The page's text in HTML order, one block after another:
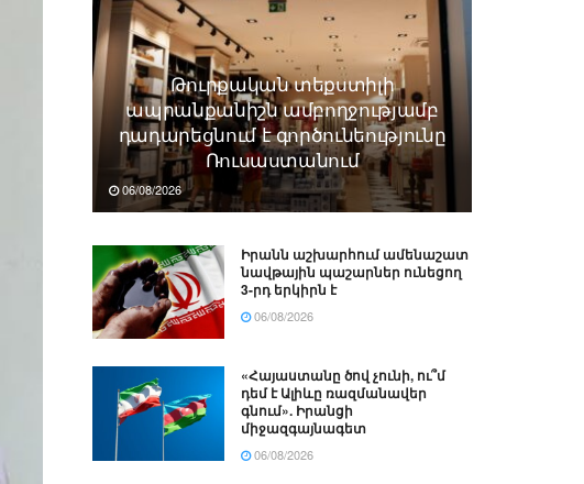
Թուրքական տեքստիլի
ապրանքանիշն ամբողջությամբ
դադարեցնում է գործունեությունը
Ռուսաստանում
06/08/2026
Իրանն աշխարհում ամենաշատ
նավթային պաշարներ ունեցող
3-րդ երկիրն է
06/08/2026
«Հայաստանը ծով չունի, ու՞մ
դեմ է Ալիևը ռազմանավեր
գնում». Իրանցի
միջազգայնագետ
06/08/2026